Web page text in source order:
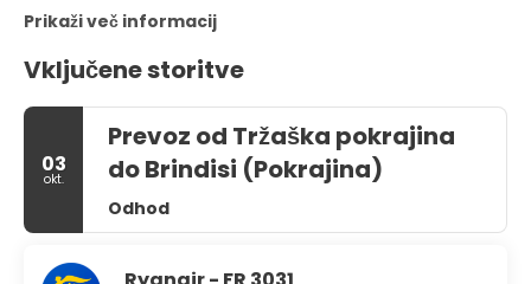
Prikaži več informacij
Vključene storitve
03
okt.
Prevoz od Tržaška pokrajina
do Brindisi (Pokrajina)
Odhod